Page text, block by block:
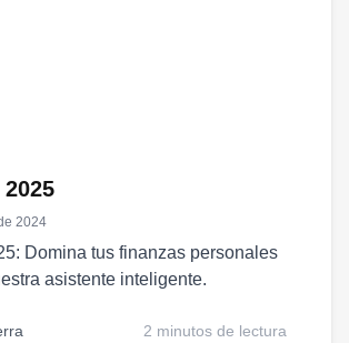
2024
Domina tus finanzas personales
asistente inteligente.
2 minutos de lectura